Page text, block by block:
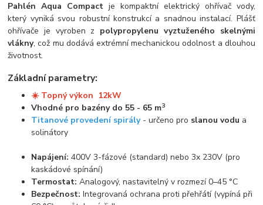
Pahlén Aqua Compact je kompaktní elektrický ohřívač vody,
který vyniká svou robustní konstrukcí a snadnou instalací. Plášť
ohřívače je vyroben z polypropylenu vyztuženého skelnými
vlákny, což mu dodává extrémní mechanickou odolnost a dlouhou
životnost.
Základní parametry:
☀️ Topný výkon 12kW
Vhodné pro bazény do 55 - 65 m3
Titanové provedení spirály - určeno pro slanou vodu a
solinátory
Napájení: 400V 3-fázové (standard) nebo 3x 230V (pro
kaskádové spínání)
Termostat: Analogový, nastavitelný v rozmezí 0–45 °C
Bezpečnost: Integrovaná ochrana proti přehřátí (vypíná při